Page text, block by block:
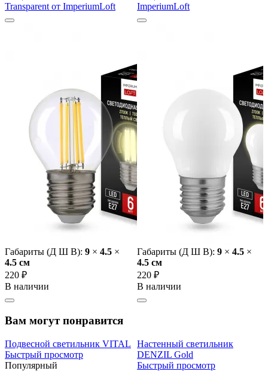
Transparent от ImperiumLoft
Габариты (Д Ш В): 9 × 4.5 ×
4.5 cм
220 ₽
В наличии
ImperiumLoft
Габариты (Д Ш В): 9 × 4.5 ×
4.5 cм
220 ₽
В наличии
Вам могут понравится
Подвесной светильник VITAL
Быстрый просмотр
Популярный
Настенный светильник
DENZIL Gold
Быстрый просмотр